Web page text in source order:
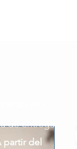
de entrega:
partir del